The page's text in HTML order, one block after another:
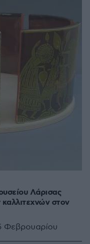
Λάρισας
στον
Φεβρουαρίου